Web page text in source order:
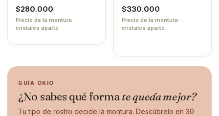
$280.000
Precio de la montura ·
cristales aparte
$330.000
Precio de la montura ·
cristales aparte
GUÍA OKIO
¿No sabes qué formate queda mejor?
Tu tipo de rostro decide la montura. Descúbrelo en 30